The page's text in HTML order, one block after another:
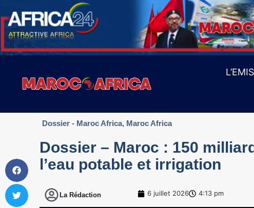
Dossier - Maroc Africa, Maroc Africa
Dossier – Maroc : 150
l’eau potable et irrigation
La Rédaction 6 juillet 2026 4:13 pm